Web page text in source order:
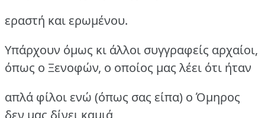
εραστή και ερωμένου.
Υπάρχουν όμως κι άλλοι συγγραφείς αρχαίοι,
όπως ο Ξενοφών, ο οποίος μας λέει ότι ήταν
απλά φίλοι ενώ (όπως σας είπα) ο Όμηρος